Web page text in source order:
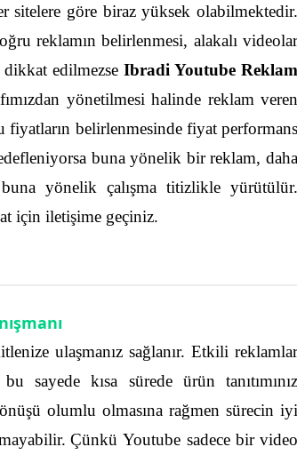
sitelere göre biraz yüksek olabilmektedir.
reklamın belirlenmesi, alakalı videolar
edilmezse Ibradi Youtube Reklam
yönetilmesi halinde reklam veren
fiyatların belirlenmesinde fiyat performans
buna yönelik bir reklam, daha
yönelik çalışma titizlikle yürütülür.
için iletişime geçiniz.
ulaşmanız sağlanır. Etkili
sayede kısa sürede ürün tanıtımınız
olumlu olmasına rağmen sürecin iyi
Çünkü Youtube sadece bir video